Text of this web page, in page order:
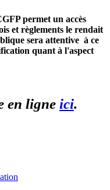
permet un accès
et règlements le rendait
sera attentive à ce
quant à l'aspect
en ligne ici.